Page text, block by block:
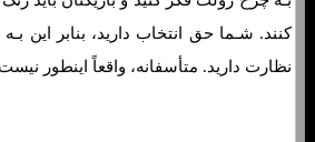
کنند. شـما حق انتخاب دارید، بنابر این
نظارت دارید. متأسفانه، واقعاً اینطور